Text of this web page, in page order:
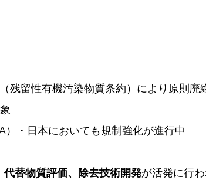
残留性有機汚染物質条約）により原則廃
）・日本においても規制強化が進行中
代替物質評価、除去技術開発が活発に行